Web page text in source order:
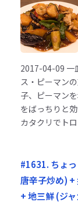
2017-04-09 一
ス・ピーマン
子、ピーマン
をばっちりと
カタクリでト
#1631. ちょ
唐辛子炒め)
+ 地三鮮 (ジ